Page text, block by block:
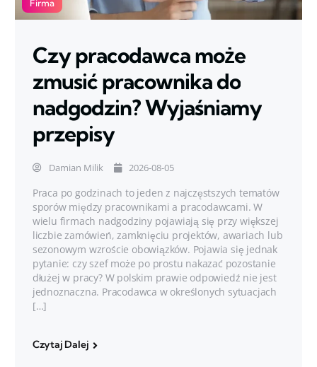
Firma
Czy pracodawca może
zmusić pracownika do
nadgodzin? Wyjaśniamy
przepisy
Damian Milik 2026-08-05
Praca po godzinach to jeden z najczęstszych tematów
sporów między pracownikami a pracodawcami. W
wielu firmach nadgodziny pojawiają się przy większej
liczbie zamówień, zamknięciu projektów, awariach lub
sezonowym wzroście obowiązków. Pojawia się jednak
pytanie: czy szef może po prostu nakazać pozostanie
dłużej w pracy? W polskim prawie odpowiedź nie jest
jednoznaczna. Pracodawca w określonych sytuacjach
[…]
Czytaj Dalej